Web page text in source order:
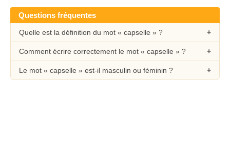
Questions fréquentes
Quelle est la définition du mot « capselle » ?
Comment écrire correctement le mot « capselle » ?
Le mot « capselle » est-il masculin ou féminin ?